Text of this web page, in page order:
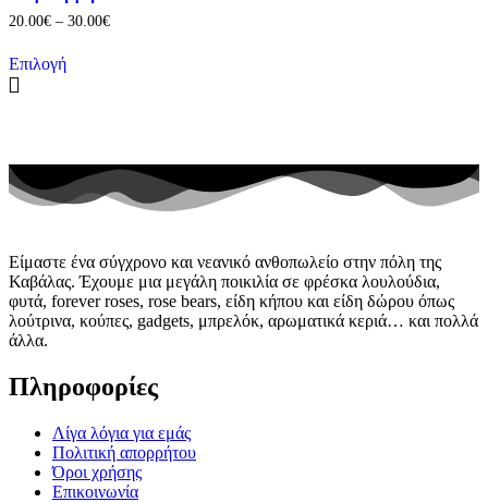
να
επιλεγούν
σελίδα
του
20.00€ – 30.00€Price
Επιλογή
Αυτό
πολλαπλές
παραλλαγές.
Οι
να
επιλεγούν
στη
σελίδα
του
Είμαστε ένα σύγχρονο και νεανικό ανθοπωλείο στην πόλη της
Καβάλας. Έχουμε μια μεγάλη ποικιλία σε φρέσκα λουλούδια,
φυτά, forever roses, rose bears, είδη κήπου και είδη δώρου όπως
λούτρινα, κούπες, gadgets, μπρελόκ, αρωματικά κεριά… και πολλά
άλλα.
Πληροφορίες
Λίγα λόγια για εμάς
Πολιτική απορρήτου
Όροι χρήσης
Επικοινωνία